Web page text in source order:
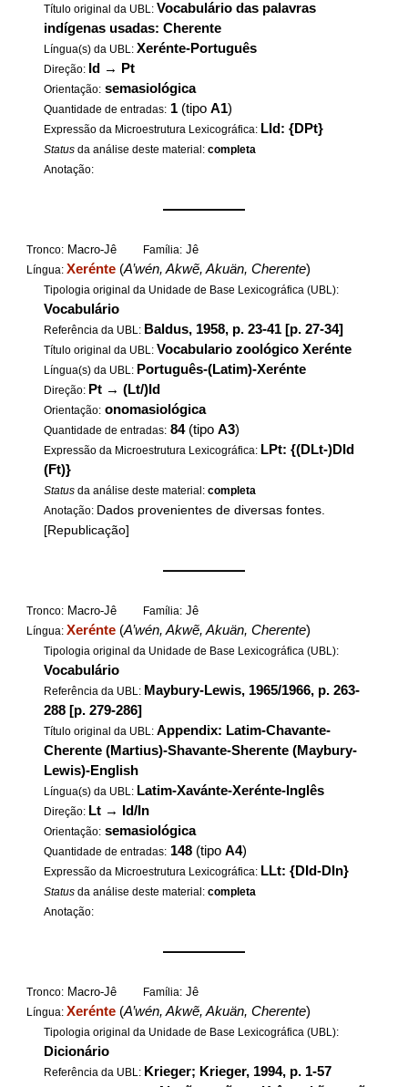
Título original da UBL: Vocabulário das palavras
indígenas usadas: Cherente
Língua(s) da UBL:Xerénte-Português
Direção: Id → Pt
Orientação: semasiológica
Quantidade de entradas: 1 (tipoA1)
Expressão da Microestrutura Lexicográfica: LId: {DPt}
Status da análise deste material:completa
Anotação:
——————
Tronco: Macro-Jê Família: Jê
Língua:Xerénte (A’wén, Akwẽ, Akuän, Cherente)
Tipologia original da Unidade de Base Lexicográfica (UBL):
Vocabulário
Referência da UBL: Baldus, 1958, p. 23-41 [p. 27-34]
Título original da UBL: Vocabulario zoológico Xerénte
Língua(s) da UBL: Português-(Latim)-Xerénte
Direção: Pt → (Lt/)Id
Orientação: onomasiológica
Quantidade de entradas: 84(tipoA3)
Expressão da Microestrutura Lexicográfica: LPt: {(DLt-)DId
(Ft)}
Status da análise deste material:completa
Anotação: Dados provenientes de diversas fontes.
[Republicação]
——————
Tronco: Macro-Jê Família: Jê
Língua:Xerénte (A’wén, Akwẽ, Akuän, Cherente)
Tipologia original da Unidade de Base Lexicográfica (UBL):
Vocabulário
Referência da UBL: Maybury-Lewis, 1965/1966, p. 263-
288 [p. 279-286]
Título original da UBL:Appendix: Latim-Chavante-
Cherente (Martius)-Shavante-Sherente (Maybury-
Lewis)-English
Língua(s) da UBL: Latim-Xavánte-Xerénte-Inglês
Direção: Lt → Id/In
Orientação: semasiológica
Quantidade de entradas: 148 (tipoA4)
Expressão da Microestrutura Lexicográfica: LLt: {DId-DIn}
Status da análise deste material:completa
Anotação:
——————
Tronco: Macro-Jê Família: Jê
Língua:Xerénte (A’wén, Akwẽ, Akuän, Cherente)
Tipologia original da Unidade de Base Lexicográfica (UBL):
Dicionário
Referência da UBL: Krieger; Krieger, 1994, p. 1-57